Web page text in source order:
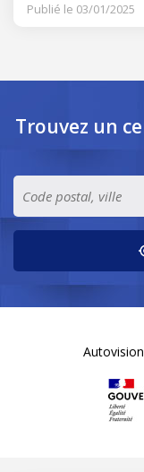
Publié le 03/01/2025
Trouvez un